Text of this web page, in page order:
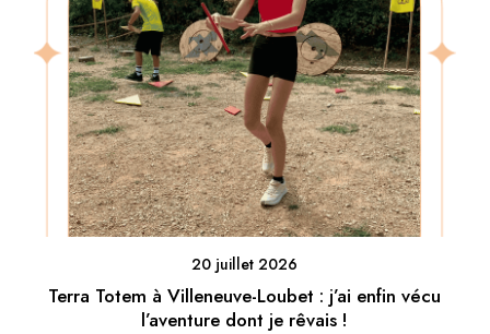
20 juillet 2026
Terra Totem à Villeneuve-Loubet : j’ai enfin vécu
l’aventure dont je rêvais !